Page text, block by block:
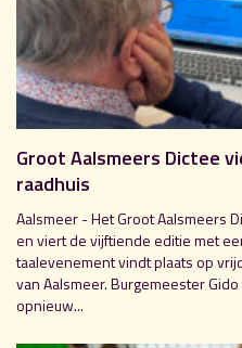
Groot Aalsmeers Dictee
raadhuis
Aalsmeer - Het Groot Aalsmeers
en viert de vijftiende editie met
taalevenement vindt plaats op
van Aalsmeer. Burgemeester
opnieuw...